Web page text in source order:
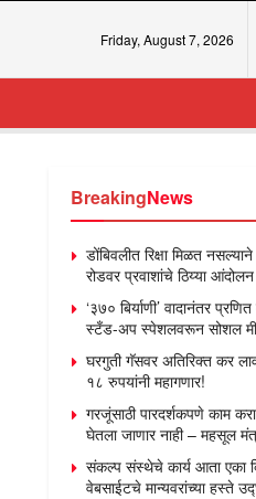
Friday, August 7, 2026
BreakingNews
डोंबिवलीत रिक्षा मिळत
रोडवर प्रवाशांचे ठिय्या
‘३७० बिर्याणी’ वादानंतर
स्टँड-अप स्पेशलवरून सोशल
घरगुती गॅसवर अतिरिक्त कर
१८ रुपयांनी महागणार!
गरजूंसाठी पारदर्शकपणे काम
घेतला जाणार नाही – महसूल
संकल्प संस्थेचे कार्य आता एका
वेबसाईटचे मान्यवरांच्या हस्ते